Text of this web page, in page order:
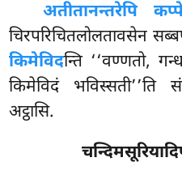
अतीतानन्तरेपि
चिरपरिचितलोलतावसेन
किमेविदन्ति ‘‘वण्णतो,
किमेविदं भविस्सती’’ति
अट्ठासि.